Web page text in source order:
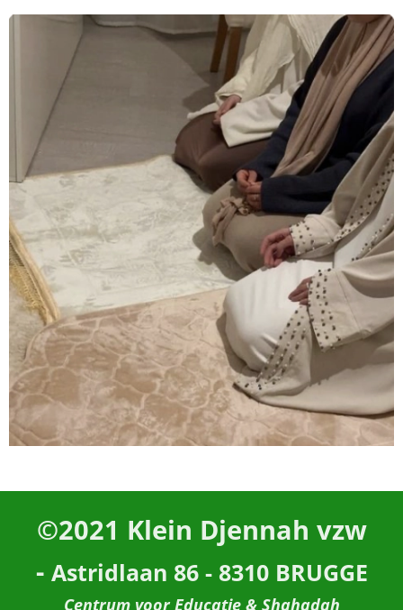
©2021 Klein Djennah vzw
- Astridlaan 86 - 8310 BRUGGE
Centrum voor Educatie & Shahadah